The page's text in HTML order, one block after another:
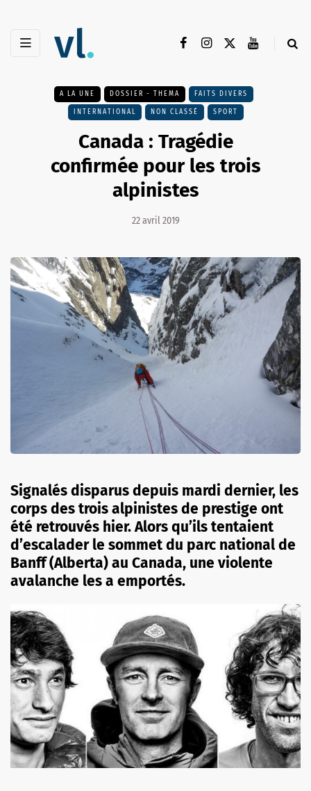
A LA UNE DOSSIER - THEMA FAITS DIVERS
INTERNATIONAL NON CLASSÉ SPORT
Canada : Tragédie
confirmée pour les trois
alpinistes
22 avril 2019
Signalés disparus depuis mardi dernier, les
corps des trois alpinistes de prestige ont
été retrouvés hier. Alors qu’ils tentaient
d’escalader le sommet du parc national de
Banff (Alberta) au Canada, une violente
avalanche les a emportés.